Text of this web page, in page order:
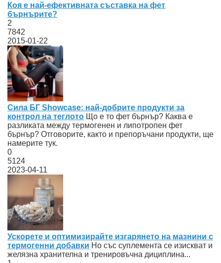
Коя е най-ефективната съставка на фет
бърнърите?
2
7842
2015-01-22
Сила БГ Showcase: най-добрите продукти за
контрол на теглото Що е то фет бърнър? Каква е
разликата между термогенен и липотропен фет
бърнър? Отговорите, както и препоръчани продукти, ще
намерите тук.
0
5124
2023-04-11
Ускорете и оптимизирайте изгарянето на мазнини с
термогенни добавки Но със суплемента се изискват и
желязна хранителна и тренировъчна дициплина...